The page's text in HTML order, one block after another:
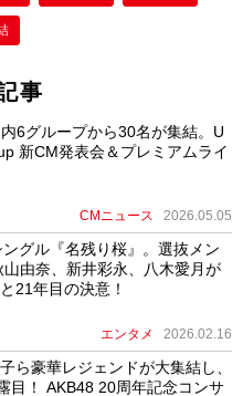
事
6グループから30名が集結。U
新CM発表会＆プレミアムライ
CMニュース 2026.05.05
グル『名残り桜』。選抜メン
由奈、新井彩永、八木愛月が
21年目の決意！
エンタメ 2026.02.16
ら豪華レジェンドが大集結し、
目！ AKB48 20周年記念コンサ